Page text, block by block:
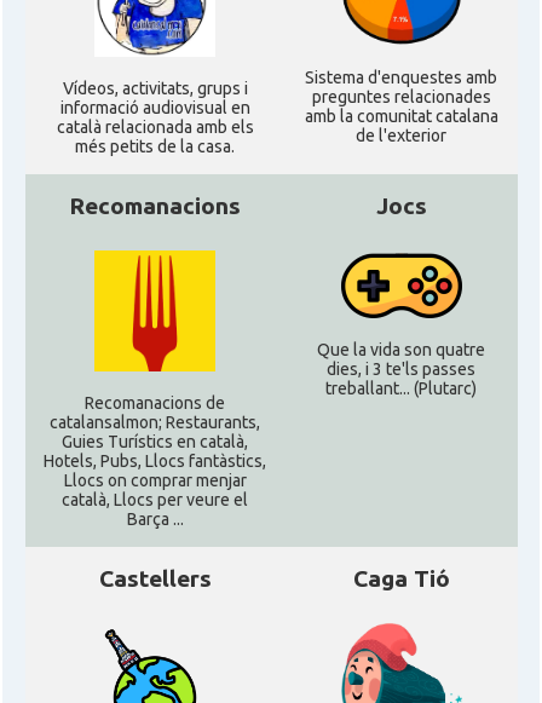
Ví­deos, activitats, grups i
informació audiovisual en
català relacionada amb els
més petits de la casa.
Sistema d'enquestes amb
preguntes relacionades
amb la comunitat catalana
de l'exterior
Recomanacions
Recomanacions de
catalansalmon; Restaurants,
Guies Turístics en català,
Hotels, Pubs, Llocs fantàstics,
Llocs on comprar menjar
català, Llocs per veure el
Barça ...
Jocs
Que la vida son quatre
dies, i 3 te'ls passes
treballant... (Plutarc)
Castellers Caga Tió